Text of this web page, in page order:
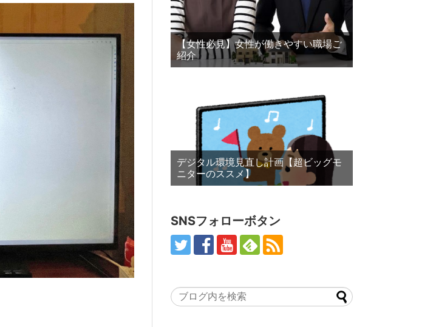
【女性必見】女性が働きやすい職場ご
紹介
デジタル環境見直し計画【超ビッグモ
ニターのススメ】
SNSフォローボタン